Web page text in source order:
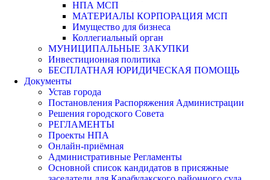
НПА МСП
МАТЕРИАЛЫ КОРПОРАЦИЯ МСП
Имущество для бизнеса
Коллегиальный орган
МУНИЦИПАЛЬНЫЕ ЗАКУПКИ
Инвестиционная политика
БЕСПЛАТНАЯ ЮРИДИЧЕСКАЯ ПОМОЩЬ
Документы
Устав города
Постановления Распоряжения Администрации
Решения городского Совета
РЕГЛАМЕНТЫ
Проекты НПА
Онлайн-приёмная
Административные Регламенты
Основной список кандидатов в присяжные